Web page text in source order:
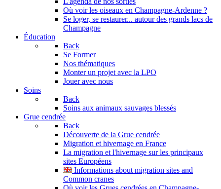
Où voir les oiseaux en Champagne-Ardenne ?
Se loger, se restaurer... autour des grands lacs de
Champagne
Éducation
Back
Se Former
Nos thématiques
Monter un projet avec la LPO
Jouer avec nous
Soins
Back
Soins aux animaux sauvages blessés
Grue cendrée
Back
Découverte de la Grue cendrée
Migration et hivernage en France
La migration et l'hivernage sur les principaux
sites Européens
Informations about migration sites and
Common cranes